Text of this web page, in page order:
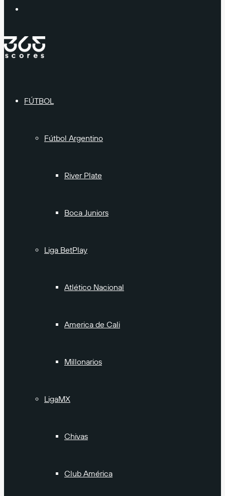
FÚTBOL
Fútbol Argentino
River Plate
Boca Juniors
Liga BetPlay
Atlético Nacional
America de Cali
Millonarios
LigaMX
Chivas
Club América